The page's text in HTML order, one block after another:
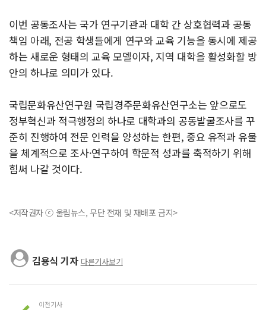
이번 공동조사는 국가 연구기관과 대학 간 상호협력과 공동
책임 아래, 전공 학생들에게 연구와 교육 기능을 동시에 제공
하는 새로운 형태의 교육 모델이자, 지역 대학을 활성화할 방
안의 하나로 의미가 있다.
국립문화유산연구원 국립경주문화유산연구소는 앞으로도
정부혁신과 적극행정의 하나로 대학과의 공동발굴조사를 꾸
준히 진행하여 전문 인력을 양성하는 한편, 중요 유적과 유물
을 체계적으로 조사·연구하여 학문적 성과를 축적하기 위해
힘써 나갈 것이다.
<저작권자 ⓒ 울림뉴스, 무단 전재 및 재배포 금지>
김용식 기자 다른기사보기
이전기사